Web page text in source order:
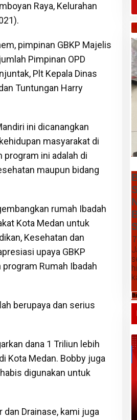
Raya, Kelurahan
pimpinan GBKP Majelis
Pimpinan OPD
Plt Kepala Dinas
Tuntungan Harry
ini dicanangkan
masyarakat di
program ini adalah di
maupun bidang
rumah Ibadah
Kota Medan untuk
Kesehatan dan
upaya GBKP
Rumah Ibadah
berupaya dan serius
dana 1 Triliun lebih
Kota Medan. Bobby juga
digunakan untuk
Drainase, kami juga